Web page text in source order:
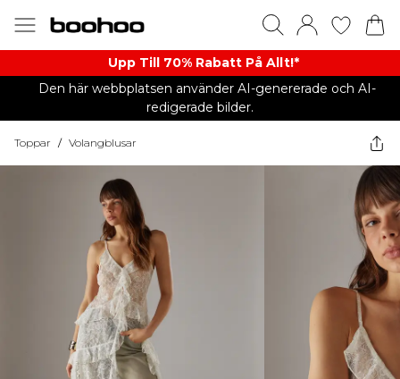
Upp Till 70% Rabatt På Allt!*
Den här webbplatsen använder AI-genererade och AI-
redigerade bilder.
Toppar / Volangblusar